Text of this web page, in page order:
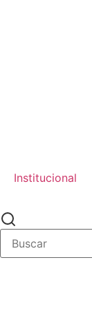
Institucional